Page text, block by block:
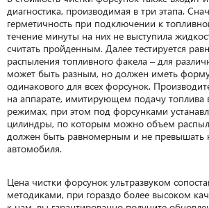
диагностика, производимая в три этапа.
герметичность при подключении к
течение минуты на них не выступила
считать пройденным. Далее тестируется
распыления топливного факела – для
может быть разным, но должен иметь
одинакового для всех форсунок.
на аппарате, имитирующем подачу топлива
режимах, при этом под форсунками
цилиндры, по которым можно объем
должен быть равномерным и не превышать
автомобиля.
Цена чистки форсунок ультразвуком
методиками, при гораздо более высоком